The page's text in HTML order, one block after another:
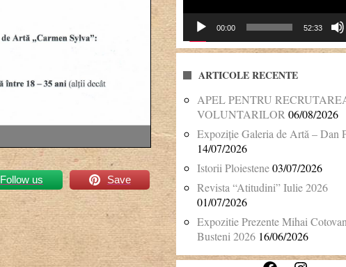
Follow us Save
00:00 52:33
ARTICOLE RECENTE
APEL PENTRU
VOLUNTARILOR06/08/2026
Expoziție Galeria de Artă – Dan
14/07/2026
Istorii Ploiestene03/07/2026
Revista “Atitudini” Iulie 2026
01/07/2026
Expozitie Prezente Mihai
Busteni 2026 16/06/2026